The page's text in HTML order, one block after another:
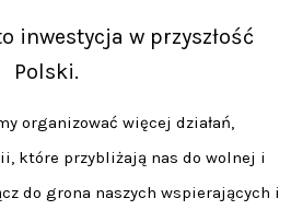
inwestycja w przyszłość
Polski.
organizować więcej działań,
które przybliżają nas do wolnej i
do grona naszych wspierających i